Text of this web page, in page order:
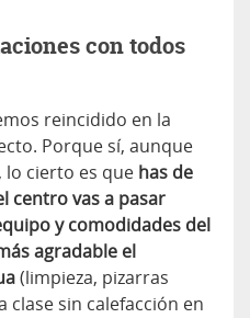
con todos
reincidido en la
Porque sí, aunque
lo cierto es que has de
centro vas a pasar
y comodidades del
agradable el
(limpieza, pizarras
clase sin calefacción en